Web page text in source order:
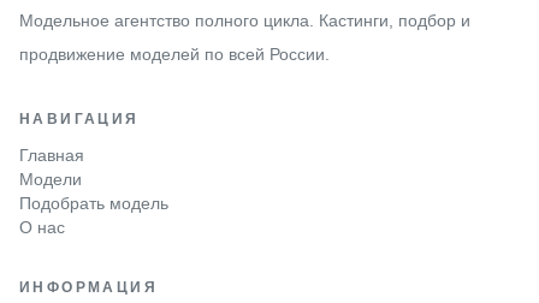
Модельное агентство полного цикла. Кастинги, подбор и
продвижение моделей по всей России.
НАВИГАЦИЯ
Главная
Модели
Подобрать модель
О нас
ИНФОРМАЦИЯ